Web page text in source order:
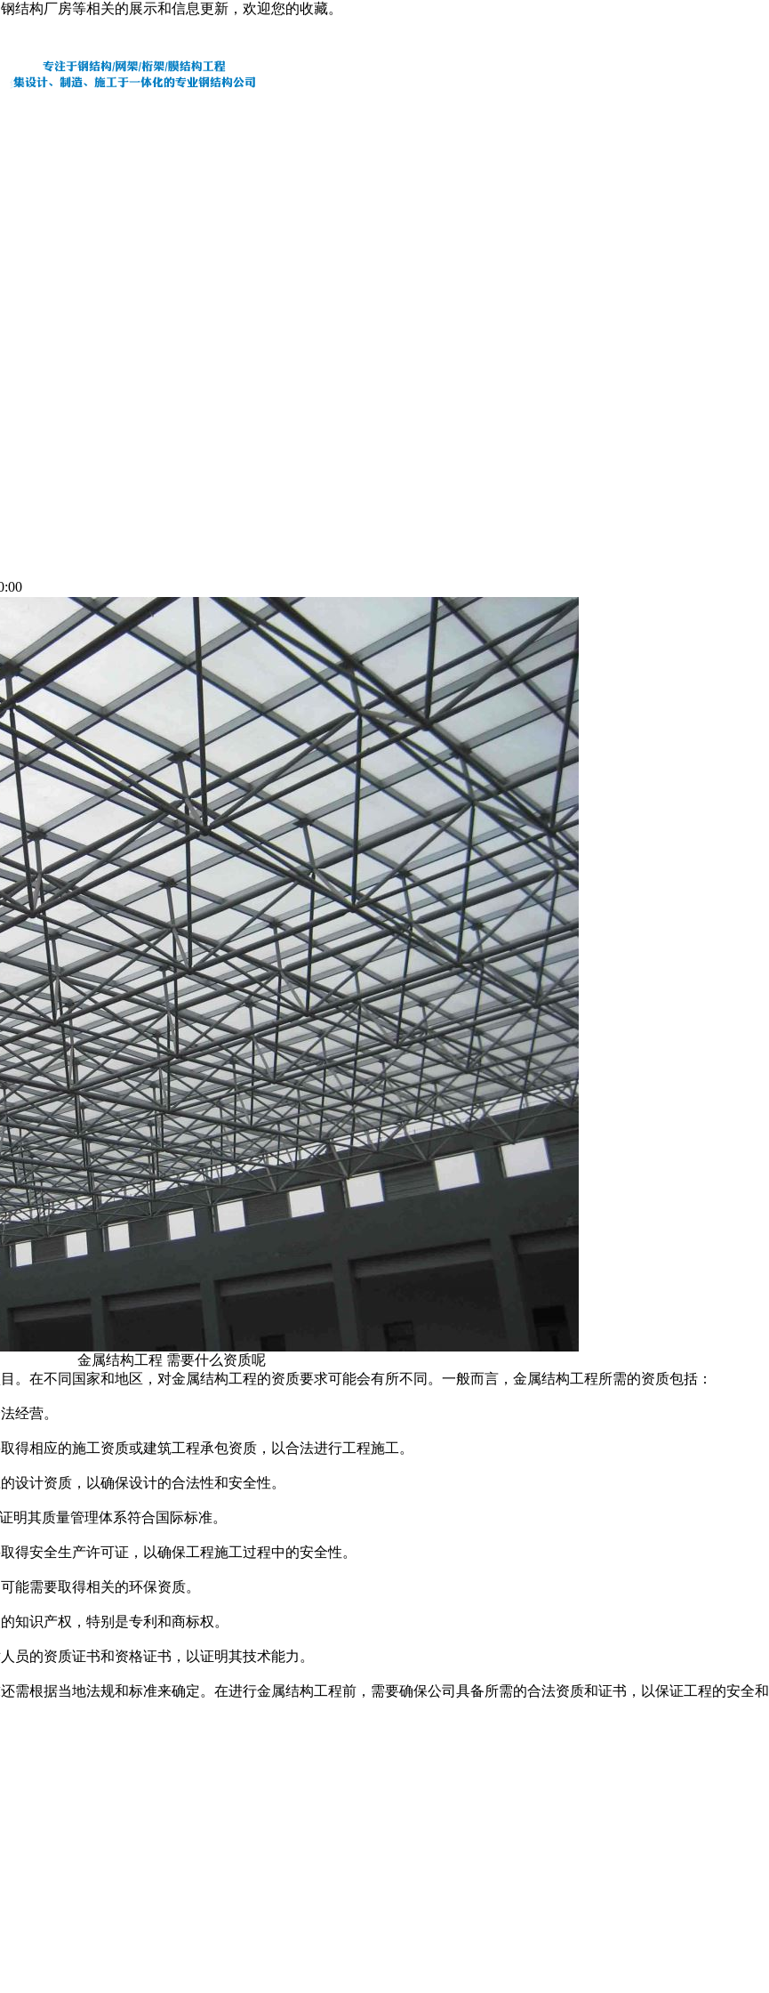
结构厂房等相关的展示和信息更新，欢迎您的收藏。
金属结构工程 需要什么资质呢
在不同国家和地区，对金属结构工程的资质要求可能会有所不同。一般而言，金属结构工程所需的资质包括：
经营。
相应的施工资质或建筑工程承包资质，以合法进行工程施工。
设计资质，以确保设计的合法性和安全性。
明其质量管理体系符合国际标准。
得安全生产许可证，以确保工程施工过程中的安全性。
能需要取得相关的环保资质。
知识产权，特别是专利和商标权。
员的资质证书和资格证书，以证明其技术能力。
需根据当地法规和标准来确定。在进行金属结构工程前，需要确保公司具备所需的合法资质和证书，以保证工程的安全和